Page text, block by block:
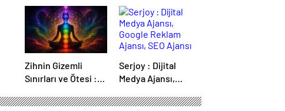
Zihnin Gizemli
Sınırları ve Ötesi :
Serjoy : Dijital
Medya Ajansı,
Ajansı, SEO Ajansı